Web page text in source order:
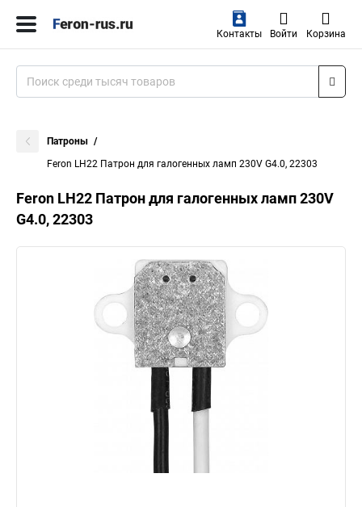
Контакты Войти Корзина
Патроны
Feron LH22 Патрон для галогенных ламп 230V G4.0, 22303
Feron LH22 Патрон для галогенных ламп 230V
G4.0, 22303